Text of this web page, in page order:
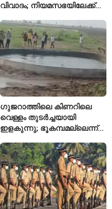
വിവാദം; നിയമസഭയിലേക്ക്
ഗുജറാത്തിലെ കിണറിലെ
വെള്ളം തുടർച്ചയായി
ഇളകുന്നു; ഭൂകമ്പമല്ലെന്ന്